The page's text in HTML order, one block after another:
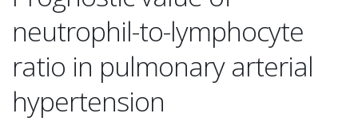
neutrophil-to-lymphocyte
ratio in pulmonary arterial
hypertension